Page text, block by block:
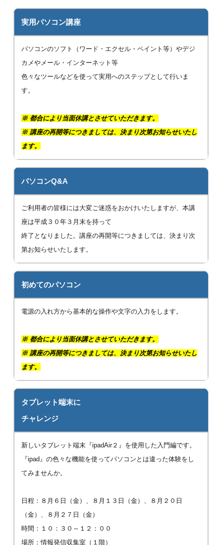
実用パソコン講座
パソコンのソフト（ワード・エクセル・ペイント等）やデジ
カメやメール・インターネット等
色々なツールなどを使って実用へのステップとして行いま
す。
※ 都合により当面休講とさせていただきます。
※ 講座の再開等につきましては、決まり次第お知らせいたし
ます。
パソコンQ&A
ご利用者の皆様には大変ご迷惑をおかけいたしますが、本講
座は平成３０年３月末を持って
終了となりました。講座の再開等につきましては、決まり次
第お知らせいたします。
初めてのパソコン
電源の入れ方から基本的な操作や文字の入力をします。
※ 都合により当面休講とさせていただきます。
※ 講座の再開等につきましては、決まり次第お知らせいたし
ます。
タブレット端末に
チャレンジ
新しいタブレット端末『ipadAir２』を使用した入門編です。
『ipad』の色々な機能を使ってパソコンとは違った体験をし
てみませんか。
日程：８月６日（金）、８月１３日（金）、８月２０日
（金）、８月２７日（金）
時間：１０：３０～１２：００
場所：情報発信収集室（１階）